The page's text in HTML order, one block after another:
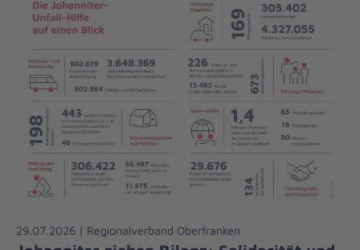
29.07.2026 | Regionalverband Oberfranken